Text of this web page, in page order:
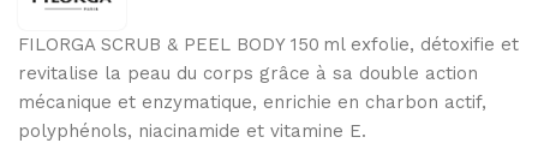
FILORGA SCRUB & PEEL BODY 150 ml exfolie, détoxifie et
revitalise la peau du corps grâce à sa double action
mécanique et enzymatique, enrichie en charbon actif,
polyphénols, niacinamide et vitamine E.